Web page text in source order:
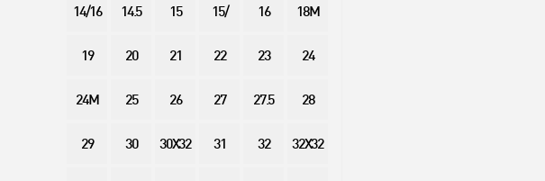
14/16 14.5 15 15/ 16 18M
19 20 21 22 23 24
24M 25 26 27 27.5 28
29 30 30X32 31 32 32X32